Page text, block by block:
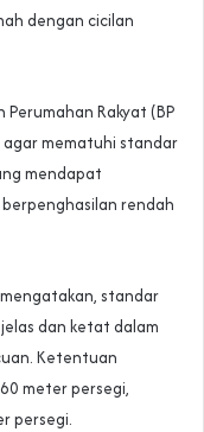
dengan cicilan
Rakyat (BP
mematuhi standar
mendapat
rendah
mengatakan, standar
dan ketat dalam
Ketentuan
meter persegi,
persegi.